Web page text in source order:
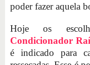
poder fazer aquela
Hoje os
Condicionador
é indicado para